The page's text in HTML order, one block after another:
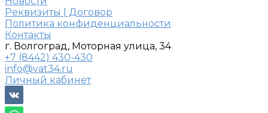
Реквизиты | Договор
Политика конфиденциальности
Контакты
г. Волгоград, Моторная улица, 34
+7 (8442) 430-430
info@vat34.ru
Личный кабинет